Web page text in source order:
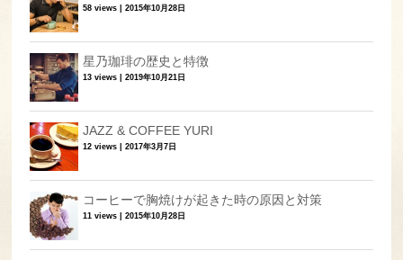
58 views |2015年10月28日
星乃珈琲の歴史と特徴
13 views |2019年10月21日
JAZZ & COFFEE YURI
12 views |2017年3月7日
コーヒーで胸焼けが起きた時の原因と対策
11 views |2015年10月28日